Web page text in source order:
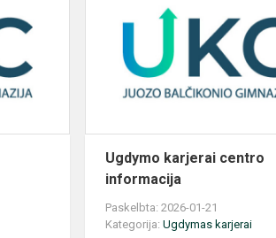
Ugdymo karjerai centro
informacija
Paskelbta: 2026-01-21
Kategorija:Ugdymas karjerai